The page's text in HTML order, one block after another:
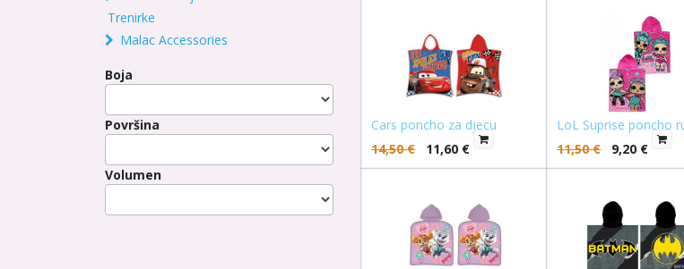
Trenirke
Malac Accessories
Boja
Površina
Volumen
Cars poncho za djecu
14,50€ 11,60 €
LoL Suprise poncho
11,50€ 9,20 €